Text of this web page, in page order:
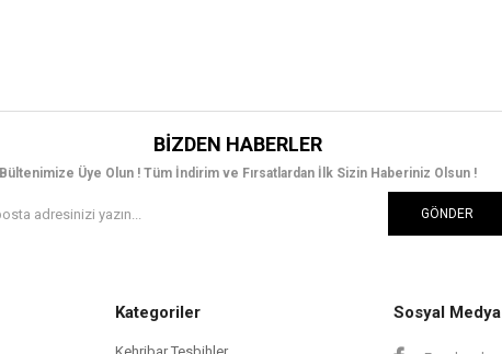
BIZDEN HABERLER
Bültenimize Üye Olun ! Tüm İndirim ve Fırsatlardan İlk Sizin Haberiniz Olsun !
GÖNDER
Kategoriler Sosyal Medya